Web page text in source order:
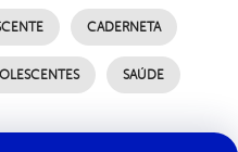
CADERNETA
SAÚDE